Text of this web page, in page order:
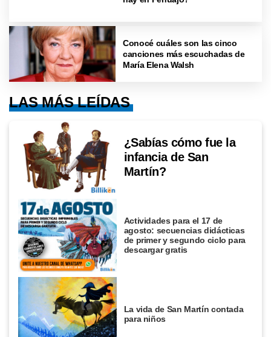
Conocé cuáles son las cinco
canciones más escuchadas de
María Elena Walsh
LAS MÁS LEÍDAS
¿Sabías cómo fue la
infancia de San
Martín?
Actividades para el 17 de
agosto: secuencias didácticas
de primer y segundo ciclo para
descargar gratis
La vida de San Martín contada
para niños